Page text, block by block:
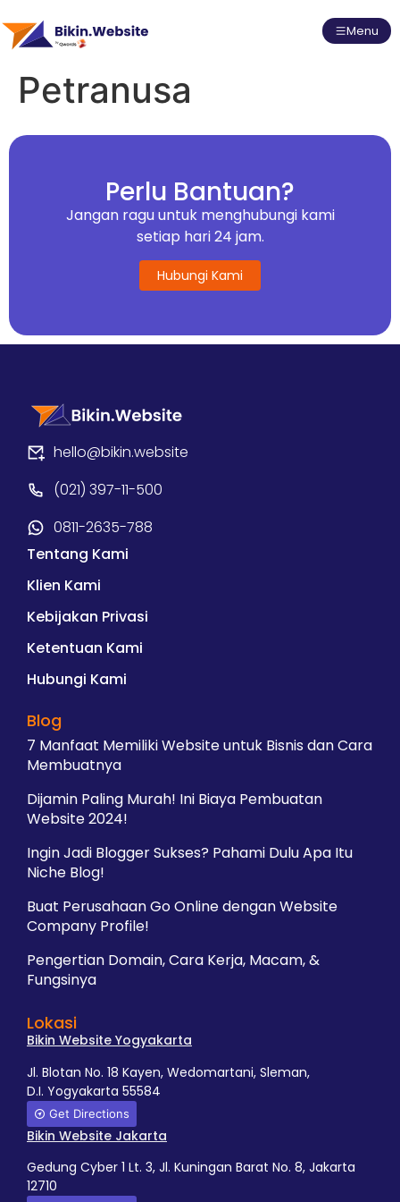
Menu
Petranusa
Perlu Bantuan?
Jangan ragu untuk menghubungi kami
setiap hari 24 jam.
Hubungi Kami
hello@bikin.website
(021) 397-11-500
0811-2635-788
Tentang Kami
Klien Kami
Kebijakan Privasi
Ketentuan Kami
Hubungi Kami
Blog
7 Manfaat Memiliki Website untuk Bisnis dan Cara
Membuatnya
Dijamin Paling Murah! Ini Biaya Pembuatan
Website 2024!
Ingin Jadi Blogger Sukses? Pahami Dulu Apa Itu
Niche Blog!
Buat Perusahaan Go Online dengan Website
Company Profile!
Pengertian Domain, Cara Kerja, Macam, &
Fungsinya
Lokasi
Bikin Website Yogyakarta
Jl. Blotan No. 18 Kayen, Wedomartani, Sleman,
D.I. Yogyakarta 55584
Get Directions
Bikin Website Jakarta
Gedung Cyber 1 Lt. 3, Jl. Kuningan Barat No. 8, Jakarta
12710